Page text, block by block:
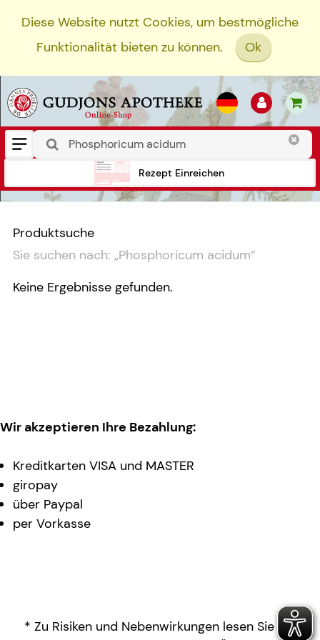
Diese Website nutzt Cookies, um bestmögliche
Funktionalität bieten zu können.
Ok
Rezept Einreichen
Produktsuche
Sie suchen nach: „Phosphoricum acidum“
Keine Ergebnisse gefunden.
Wir akzeptieren Ihre Bezahlung:
Kreditkarten VISA und MASTER
giropay
über Paypal
per Vorkasse
* Zu Risiken und Nebenwirkungen lesen Sie die